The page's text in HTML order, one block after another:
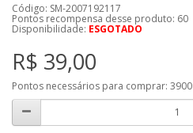
Código: SM-2007192117
Pontos recompensa desse produto: 60
Disponibilidade: ESGOTADO
R$ 39,00
Pontos necessários para comprar: 3900